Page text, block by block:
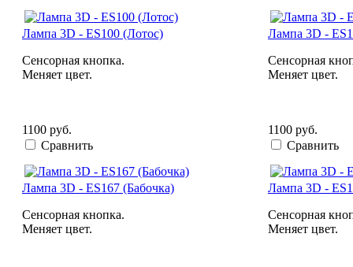
Лампа 3D - ES100 (Лотос)
Сенсорная кнопка.
Меняет цвет.
1100 руб.
Сравнить
Лампа 3D -
Сенсорная
Меняет цвет.
1100 руб.
Сравнить
Лампа 3D - ES167 (Бабочка)
Сенсорная кнопка.
Меняет цвет.
Лампа 3D -
Сенсорная
Меняет цвет.